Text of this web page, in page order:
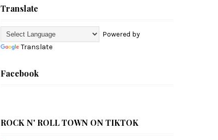
Translate
Powered by
Translate
Facebook
ROCK N' ROLL TOWN ON TIKTOK